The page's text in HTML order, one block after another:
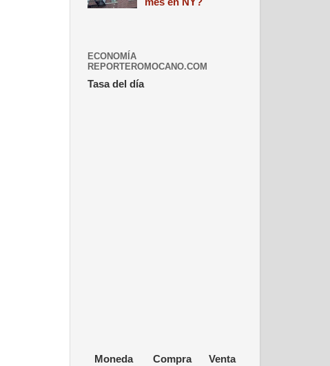
ECONOMÍA
REPORTEROMOCANO.COM
Tasa del día
Moneda Compra
Venta